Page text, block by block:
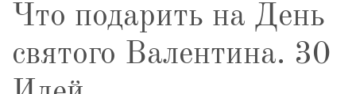
Что подарить на День
святого Валентина. 30